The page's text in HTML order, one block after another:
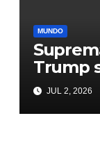
MUNDO
Trump
natal
JUL 2, 2026